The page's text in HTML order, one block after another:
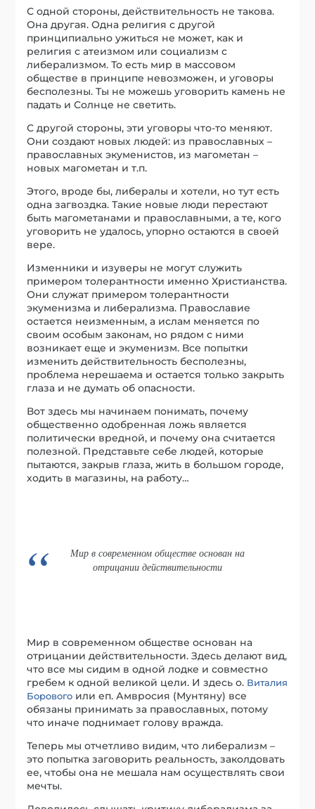
С одной стороны, действительность не такова.
Она другая. Одна религия с другой
принципиально ужиться не может, как и
религия с атеизмом или социализм с
либерализмом. То есть мир в массовом
обществе в принципе невозможен, и уговоры
бесполезны. Ты не можешь уговорить камень не
падать и Солнце не светить.
С другой стороны, эти уговоры что-то меняют.
Они создают новых людей: из православных –
православных экуменистов, из магометан –
новых магометан и т.п.
Этого, вроде бы, либералы и хотели, но тут есть
одна загвоздка. Такие новые люди перестают
быть магометанами и православными, а те, кого
уговорить не удалось, упорно остаются в своей
вере.
Изменники и изуверы не могут служить
примером толерантности именно Христианства.
Они служат примером толерантности
экуменизма и либерализма. Православие
остается неизменным, а ислам меняется по
своим особым законам, но рядом с ними
возникает еще и экуменизм. Все попытки
изменить действительность бесполезны,
проблема нерешаема и остается только закрыть
глаза и не думать об опасности.
Вот здесь мы начинаем понимать, почему
общественно одобренная ложь является
политически вредной, и почему она считается
полезной. Представьте себе людей, которые
пытаются, закрыв глаза, жить в большом городе,
ходить в магазины, на работу…
Мир в современном обществе основан на
отрицании действительности
Мир в современном обществе основан на
отрицании действительности. Здесь делают вид,
что все мы сидим в одной лодке и совместно
гребем к одной великой цели. И здесь о. Виталия
Борового или еп. Амвросия (Мунтяну) все
обязаны принимать за православных, потому
что иначе поднимает голову вражда.
Теперь мы отчетливо видим, что либерализм –
это попытка заговорить реальность, заколдовать
ее, чтобы она не мешала нам осуществлять свои
мечты.